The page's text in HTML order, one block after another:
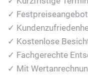
✓ Festpreiseangebot
✓
✓ Kostenlose
✓ Fachgerechte
✓ Mit